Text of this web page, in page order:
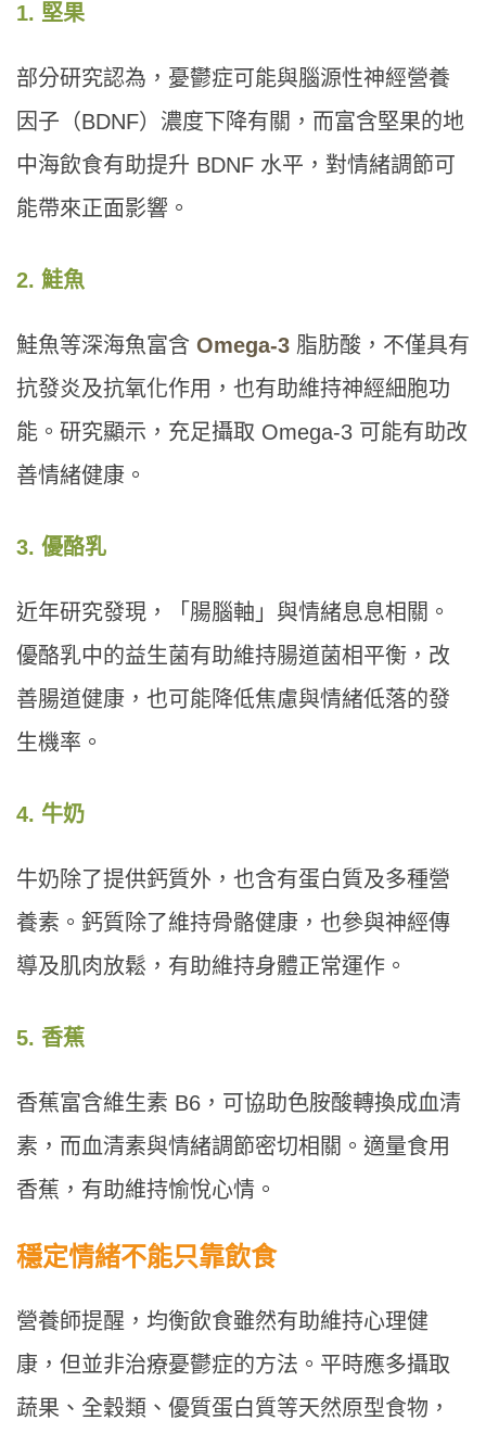
1. 堅果
部分研究認為，憂鬱症可能與腦源性神經營養
因子（BDNF）濃度下降有關，而富含堅果的地
中海飲食有助提升 BDNF 水平，對情緒調節可
能帶來正面影響。
2. 鮭魚
鮭魚等深海魚富含 Omega-3 脂肪酸，不僅具有
抗發炎及抗氧化作用，也有助維持神經細胞功
能。研究顯示，充足攝取 Omega-3 可能有助改
善情緒健康。
3. 優酪乳
近年研究發現，「腸腦軸」與情緒息息相關。
優酪乳中的益生菌有助維持腸道菌相平衡，改
善腸道健康，也可能降低焦慮與情緒低落的發
生機率。
4. 牛奶
牛奶除了提供鈣質外，也含有蛋白質及多種營
養素。鈣質除了維持骨骼健康，也參與神經傳
導及肌肉放鬆，有助維持身體正常運作。
5. 香蕉
香蕉富含維生素 B6，可協助色胺酸轉換成血清
素，而血清素與情緒調節密切相關。適量食用
香蕉，有助維持愉悅心情。
穩定情緒不能只靠飲食
營養師提醒，均衡飲食雖然有助維持心理健
康，但並非治療憂鬱症的方法。平時應多攝取
蔬果、全穀類、優質蛋白質等天然原型食物，